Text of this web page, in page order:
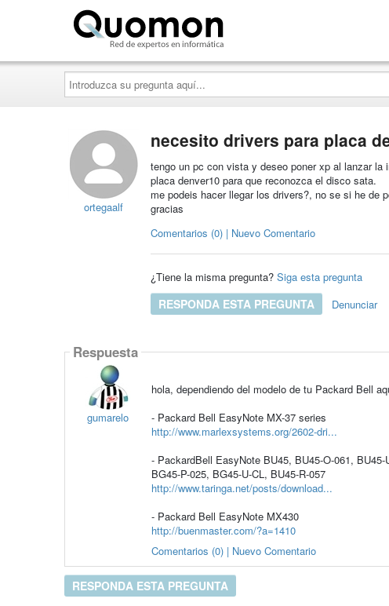
Introduzca
su
pregunta
aquí...
ortegaalf
necesito drivers para placa
tengo un pc con vista y deseo poner xp al lanzar
placa denver10 para que reconozca el disco sata.
me podeis hacer llegar los drivers?, no se si he de
gracias
Comentarios (0) | Nuevo Comentario
¿Tiene la misma pregunta? Siga esta pregunta
RESPONDA ESTA PREGUNTA Denunciar
Respuesta
gumarelo
hola, dependiendo del modelo de tu Packard Bell
- Packard Bell EasyNote MX-37 series
http://www.marlexsystems.org/2602-dri...
- PackardBell EasyNote BU45, BU45-O-061, BU45-
BG45-P-025, BG45-U-CL, BU45-R-057
http://www.taringa.net/posts/download...
- Packard Bell EasyNote MX430
http://buenmaster.com/?a=1410
Comentarios (0) | Nuevo Comentario
RESPONDA ESTA PREGUNTA